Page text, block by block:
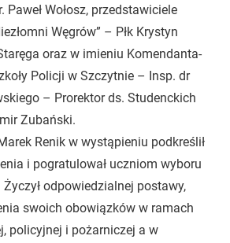
Wołosz, przedstawiciele
Węgrów” – Płk Krystyn
oraz w imieniu Komendanta-
Policji w Szczytnie – Insp. dr
– Prorektor ds. Studenckich
Zubański.
Renik w wystąpieniu podkreślił
i pogratulował uczniom wyboru
odpowiedzialnej postawy,
swoich obowiązków w ramach
policyjnej i pożarniczej a w